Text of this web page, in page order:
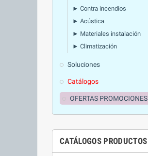
► Contra incendios
► Acústica
► Materiales instalación
► Climatización
Soluciones
Catálogos
OFERTAS PROMOCIONES
CATÁLOGOS PRODUCTOS